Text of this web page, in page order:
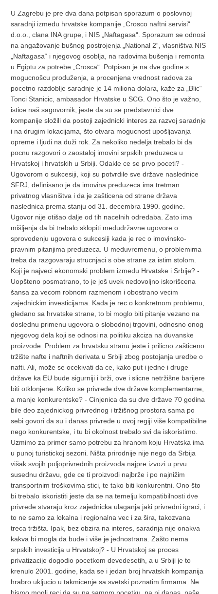
U Zagrebu je pre dva dana potpisan sporazum o poslovnoj
saradnji izmedu hrvatske kompanije „Crosco naftni servisi“
d.o.o., clana INA grupe, i NIS „Naftagasa“. Sporazum se odnosi
na angažovanje bušnog postrojenja „National 2“, vlasništva NIS
„Naftagasa“ i njegovog osoblja, na radovima bušenja i remonta
u Egiptu za potrebe „Crosca“. Potpisan je na dve godine s
mogucnošcu produženja, a procenjena vrednost radova za
pocetno razdoblje saradnje je 14 miliona dolara, kaže za „Blic“
Tonci Stanicic, ambasador Hrvatske u SCG. Ono što je važno,
istice naš sagovornik, jeste da su se predstavnici dve
kompanije složili da postoji zajednicki interes za razvoj saradnje
i na drugim lokacijama, što otvara mogucnost upošljavanja
opreme i ljudi na duži rok. Za nekoliko nedelja trebalo bi da
pocnu razgovori o zaostaloj imovini srpskih preduzeca u
Hrvatskoj i hrvatskih u Srbiji. Odakle ce se prvo poceti? -
Ugovorom o sukcesiji, koji su potvrdile sve države naslednice
SFRJ, definisano je da imovina preduzeca ima tretman
privatnog vlasništva i da je zašticena od strane država
naslednica prema stanju od 31. decembra 1990. godine.
Ugovor nije otišao dalje od tih nacelnih odredaba. Zato ima
mišljenja da bi trebalo sklopiti medudržavne ugovore o
sprovodenju ugovora o sukcesiji kada je rec o imovinsko-
pravnim pitanjima preduzeca. U meduvremenu, o problemima
treba da razgovaraju strucnjaci s obe strane za istim stolom.
Koji je najveci ekonomski problem izmedu Hrvatske i Srbije? -
Uopšteno posmatrano, to je još uvek nedovoljno iskorišcena
šansa za vecom robnom razmenom i obostrano vecim
zajednickim investicijama. Kada je rec o konkretnom problemu,
gledano sa hrvatske strane, to bi moglo biti pitanje vezano na
doslednu primenu ugovora o slobodnoj trgovini, odnosno onog
njegovog dela koji se odnosi na politiku akciza na duvanske
proizvode. Problem za hrvatsku stranu jeste i prilicno zašticeno
tržište nafte i naftnih derivata u Srbiji zbog postojanja uredbe o
nafti. Ali, može se ocekivati da ce, kako put i jedne i druge
države ka EU bude sigurniji i brži, ove i slicne netržišne barijere
biti otklonjene. Koliko se privrede dve države komplementarne,
a manje konkurentske? - Cinjenica da su dve države 70 godina
bile deo zajednickog privrednog i tržišnog prostora sama po
sebi govori da su i danas privrede u ovoj regiji više kompatibilne
nego konkurentske, i tu bi okolnost trebalo svi da iskoristimo.
Uzmimo za primer samo potrebu za hranom koju Hrvatska ima
u punoj turistickoj sezoni. Ništa prirodnije nije nego da Srbija
višak svojih poljoprivrednih proizvoda najpre izvozi u prvu
susednu državu, gde ce ti proizvodi najbrže i po najnižim
transportnim troškovima stici, te tako biti konkurentni. Ono što
bi trebalo iskoristiti jeste da se na temelju kompatibilnosti dve
privrede stvaraju kroz zajednicka ulaganja jaki privredni igraci, i
to ne samo za lokalna i regionalna vec i za šira, takozvana
treca tržišta. Ipak, bez obzira na interes, saradnja nije onakva
kakva bi mogla da bude i više je jednostrana. Zašto nema
srpskih investicija u Hrvatskoj? - U Hrvatskoj se proces
privatizacije dogodio pocetkom devedesetih, a u Srbiji je to
krenulo 2001. godine, kada se i jedan broj hrvatskih kompanija
hrabro ukljucio u takmicenje sa svetski poznatim firmama. Ne